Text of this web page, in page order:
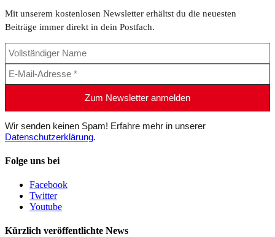
Mit unserem kostenlosen Newsletter erhältst du die neuesten
Beiträge immer direkt in dein Postfach.
Wir senden keinen Spam! Erfahre mehr in unserer
Datenschutzerklärung.
Folge uns bei
Facebook
Twitter
Youtube
Kürzlich veröffentlichte News